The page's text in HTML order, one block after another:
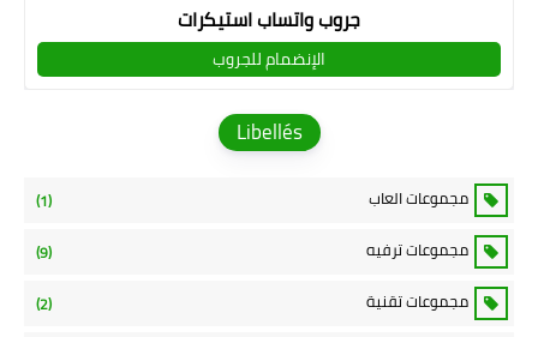
جروب واتساب استيكرات
الإنضمام للجروب
Libellés
مجموعات العاب (1)
مجموعات ترفيه (9)
مجموعات تقنية (2)